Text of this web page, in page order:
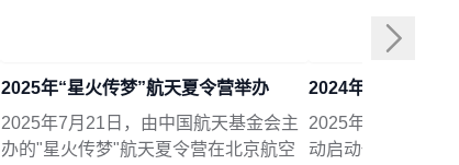
2025年“星火传梦”航天夏令营举办
2025年7月21日，由中国航天基金会主
办的"星火传梦"航天夏令营在北京航空
2024年度中国航天
2025年4月24日，
动启动仪式在上海